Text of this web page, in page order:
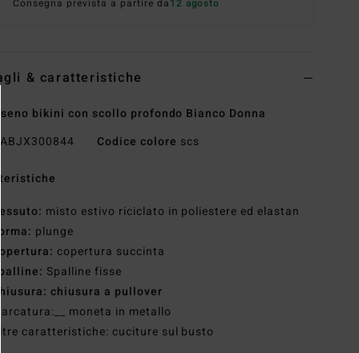
Consegna prevista a partire da12 agosto
& caratteristiche
bikini con scollo profondo Bianco Donna
ABJX300844 Codice colore scs
Tessuto: misto estivo riciclato in poliestere ed elastan
Forma: plunge
Copertura: copertura succinta
Spalline: Spalline fisse
Chiusura: chiusura a pullover
Marcatura:__ moneta in metallo
Altre caratteristiche: cuciture sul busto